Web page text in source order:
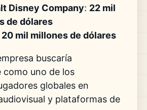
Disney Company: 22 mil
de dólares
20 mil millones de dólares
buscaría
como uno de los
globales en
y plataformas de